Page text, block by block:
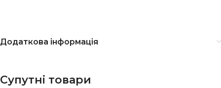
Додаткова інформація
Супутні товари